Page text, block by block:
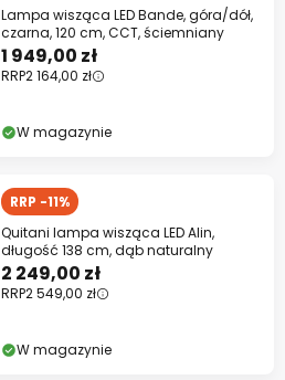
Lampa wisząca LED Bande, góra/dół,
czarna, 120 cm, CCT, ściemniany
1 949,00 zł
RRP2 164,00 zł
W magazynie
RRP -11%
Quitani lampa wisząca LED Alin,
długość 138 cm, dąb naturalny
2 249,00 zł
RRP2 549,00 zł
W magazynie